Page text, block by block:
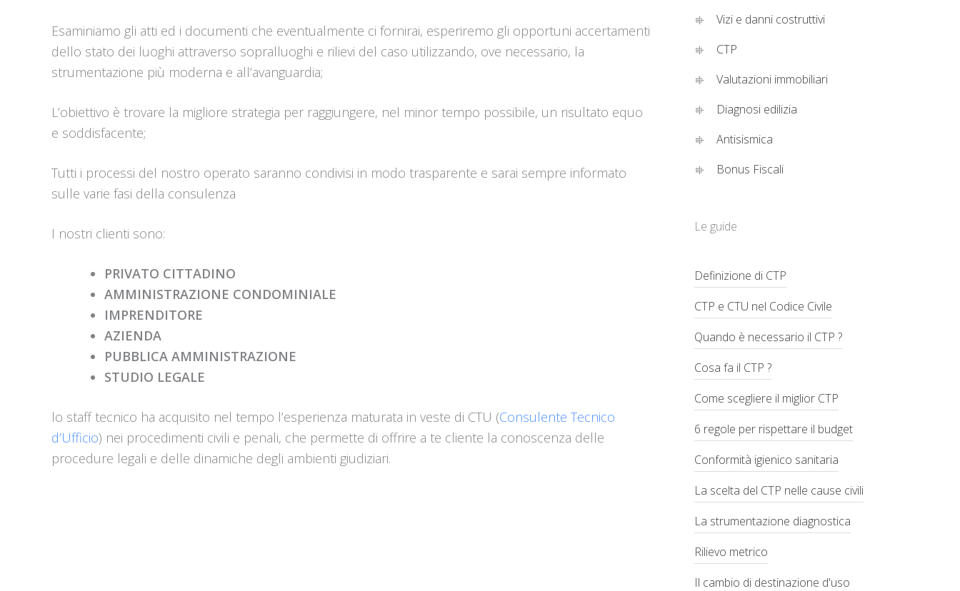
Esaminiamo gli atti ed i documenti che eventualmente ci fornirai, esperiremo gli opportuni accertamenti
dello stato dei luoghi attraverso sopralluoghi e rilievi del caso utilizzando, ove necessario, la
strumentazione più moderna e all’avanguardia;
L’obiettivo è trovare la migliore strategia per raggiungere, nel minor tempo possibile, un risultato equo
e soddisfacente;
Tutti i processi del nostro operato saranno condivisi in modo trasparente e sarai sempre informato
sulle varie fasi della consulenza
I nostri clienti sono:
PRIVATO CITTADINO
AMMINISTRAZIONE CONDOMINIALE
IMPRENDITORE
AZIENDA
PUBBLICA AMMINISTRAZIONE
STUDIO LEGALE
lo staff tecnico ha acquisito nel tempo l’esperienza maturata in veste di CTU (Consulente Tecnico
d’Ufficio) nei procedimenti civili e penali, che permette di offrire a te cliente la conoscenza delle
procedure legali e delle dinamiche degli ambienti giudiziari.
Vizi e danni costruttivi
CTP
Valutazioni immobiliari
Diagnosi edilizia
Antisismica
Bonus Fiscali
Le guide
Definizione di CTP
CTP e CTU nel Codice Civile
Quando è necessario il CTP ?
Cosa fa il CTP ?
Come scegliere il miglior CTP
6 regole per rispettare il budget
Conformità igienico sanitaria
La scelta del CTP nelle cause civili
La strumentazione diagnostica
Rilievo metrico
Il cambio di destinazione d'uso